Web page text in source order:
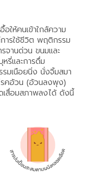
ให้คนเข้าใกล้ความ
ารใช้ชีวิต พฤติกรรม
จานด่วน ขนมและ
รี่และการดื่ม
มเนือยนิ่ง นั่งจิ้มสมา
รคอ้วน (อ้วนลงพุง)
เสื่อมสภาพลงได้ ดังนี้